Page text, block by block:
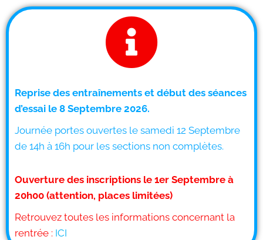
Reprise des entraînements et début des séances
d’essai le 8 Septembre 2026.
Journée portes ouvertes le samedi 12 Septembre
de 14h à 16h pour les sections non complètes.
Ouverture des inscriptions le 1er Septembre à
20h00 (attention, places limitées)
Retrouvez toutes les informations concernant la
rentrée : ICI